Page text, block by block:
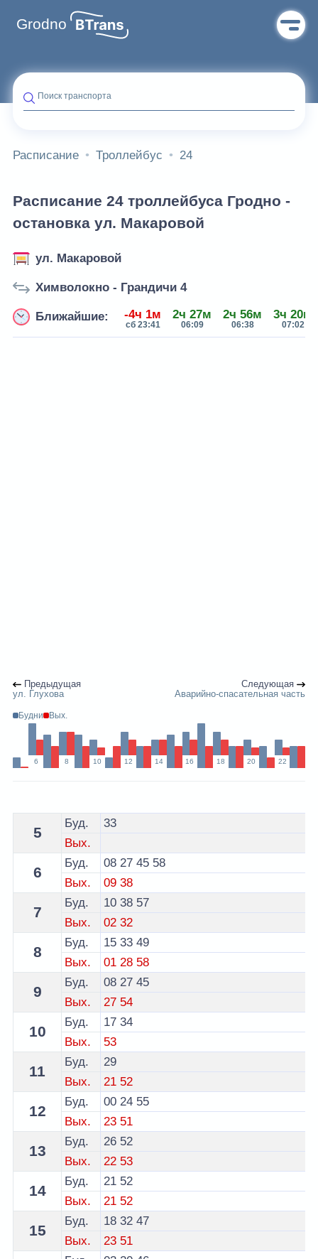
Grodno
Поиск транспорта
Расписание Троллейбус 24
Расписание 24 троллейбуса Гродно -
остановка ул. Макаровой
ул. Макаровой
Химволокно - Грандичи 4
Ближайшие: -4ч 1м
сб 23:41
2ч 27м
06:09
2ч 56м
06:38
3ч 20м
07:02
Предыдущая
ул. Глухова
Следующая
Аварийно-спасательная часть
Будни Вых.
6 8 10 12 14 16 18 20 22
Расписание 24 троллейбуса Гродно - остановка ул.
5
Буд.
33
Вых.
6
Буд. 08 27 45 58
Вых.
09 38
7
Буд. 10 38 57
Вых.
02 32
8
Буд. 15 33 49
Вых.
01 28 58
9
Буд. 08 27 45
Вых.
27 54
10
Буд. 17 34
Вых.
53
11
Буд.
29
Вых.
21 52
12
Буд. 00 24 55
Вых.
23 51
13
Буд. 26 52
Вых.
22 53
14
Буд. 21 52
Вых.
21 52
15
Буд. 18 32 47
Вых.
23 51